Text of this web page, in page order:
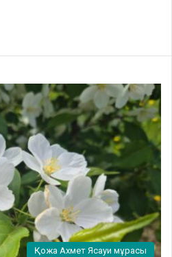
Қожа Ахмет Ясауи мұрасы